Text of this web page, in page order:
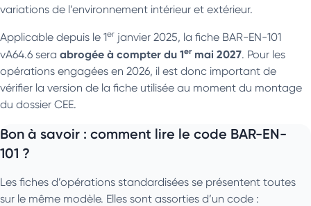
variations de l’environnement intérieur et extérieur.
Applicable depuis le 1er janvier 2025, la fiche BAR-EN-101
vA64.6 sera abrogée à compter du 1er mai 2027. Pour les
opérations engagées en 2026, il est donc important de
vérifier la version de la fiche utilisée au moment du montage
du dossier CEE.
Bon à savoir : comment lire le code BAR-EN-
101 ?
Les fiches d’opérations standardisées se présentent toutes
sur le même modèle. Elles sont assorties d’un code :